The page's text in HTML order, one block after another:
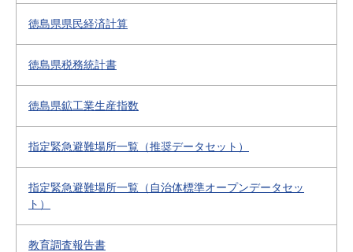
徳島県県民経済計算
徳島県税務統計書
徳島県鉱工業生産指数
指定緊急避難場所一覧（推奨データセット）
指定緊急避難場所一覧（自治体標準オープンデータセッ
ト）
教育調査報告書